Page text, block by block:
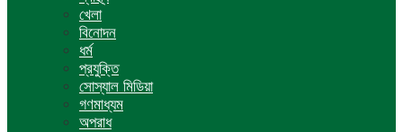
খেলা
বিনোদন
ধর্ম
প্রযুক্তি
সোস্যাল মিডিয়া
গণমাধ্যম
অপরাধ